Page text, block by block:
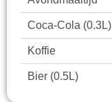
Coca-Cola (0.3L)
Koffie
Bier (0.5L)